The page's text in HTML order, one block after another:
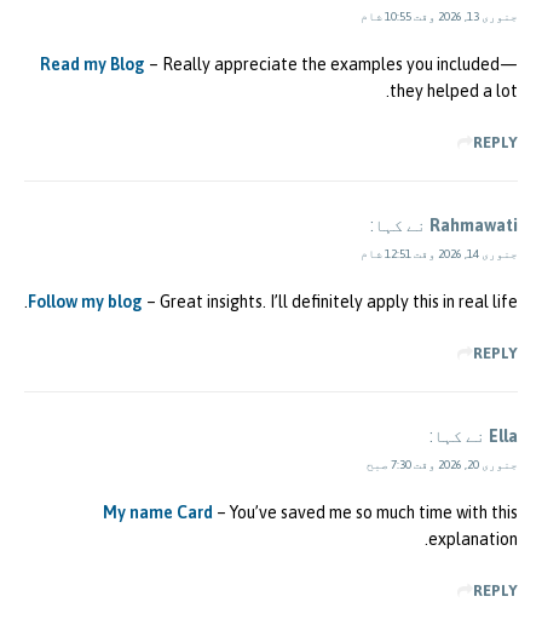
جنوری 13, 2026 وقت 10:55 شام
Read my Blog – Really appreciate the examples you included—
they helped a lot.
REPLY
Rahmawati نے کہا:
جنوری 14, 2026 وقت 12:51 شام
Follow my blog – Great insights. I’ll definitely apply this in real life.
REPLY
Ella نے کہا:
جنوری 20, 2026 وقت 7:30 صبح
My name Card – You’ve saved me so much time with this
explanation.
REPLY